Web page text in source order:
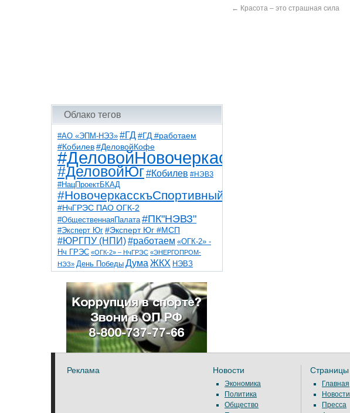
Облако тегов
#АО «ЭПМ-НЭЗ» #ГД #ГД #работаем
#Кобилев #ДеловойКофе
#ДеловойНовочеркасск
#ДеловойЮг#Кобилев #НЭВЗ
#НацПроектБКАД
#НовочеркасскъСпортивный
#НчГРЭС ПАО ОГК-2
#ОбщественнаяПалата #ПК"НЭВЗ"
#Эксперт Юг #Эксперт Юг #МСП
#ЮРГПУ (НПИ)#работаем «ОГК-2» -
Нч ГРЭС «ОГК-2» – НчГРЭС «ЭНЕРГОПРОМ-
НЭЗ» День Победы Дума ЖКХ НЭВЗ
НчГРЭС ТНТ
благоустройствоветераны выборы
детидороги казаки коррупция космос
общественная палата парк пожар роща
спорт театр транспорт художники
← Красота – это страшная сила
Реклама Новости
Экономика
Политика
Общество
Страницы
Главная
Новости
Пресса